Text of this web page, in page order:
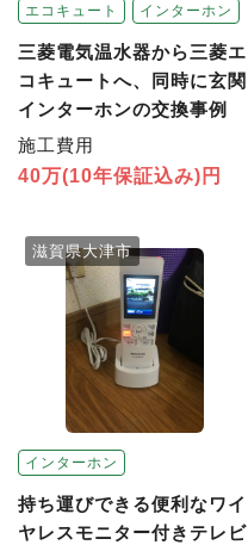
エコキュート インターホン
三菱電気温水器から三菱エ
コキュートへ、同時に玄関
インターホンの交換事例
施工費用
40万(10年保証込み)円
インターホン
滋賀県大津市
持ち運びできる便利なワイ
ヤレスモニター付きテレビ